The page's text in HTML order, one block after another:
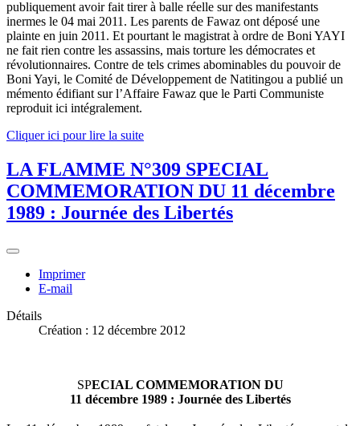
publiquement avoir fait tirer à balle réelle sur des manifestants
inermes le 04 mai 2011. Les parents de Fawaz ont déposé une
plainte en juin 2011. Et pourtant le magistrat à ordre de Boni YAYI
ne fait rien contre les assassins, mais torture les démocrates et
révolutionnaires. Contre de tels crimes abominables du pouvoir de
Boni Yayi, le Comité de Développement de Natitingou a publié un
mémento édifiant sur l’Affaire Fawaz que le Parti Communiste
reproduit ici intégralement.
Cliquer ici pour lire la suite
LA FLAMME N°309 SPECIAL
COMMEMORATION DU 11 décembre
1989 : Journée des Libertés
Imprimer
E-mail
Détails
Création : 12 décembre 2012
SPECIAL COMMEMORATION DU
11 décembre 1989 : Journée des Libertés